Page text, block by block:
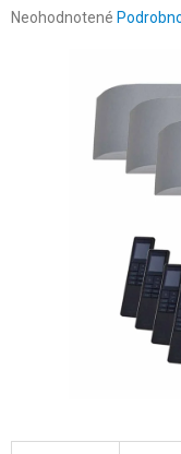
Priemerné
Neohodnotené